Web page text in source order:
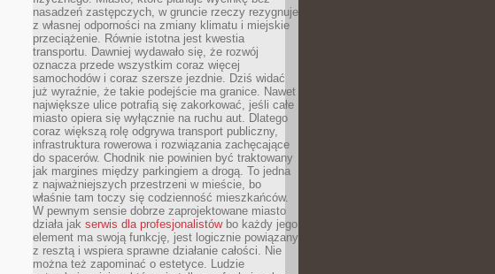
nasadzeń zastępczych, w gruncie rzeczy rezygnuje
z własnej odporności na zmiany klimatu i miejskie
przeciążenie. Równie istotna jest kwestia
transportu. Dawniej wydawało się, że rozwój
oznacza przede wszystkim coraz więcej
samochodów i coraz szersze jezdnie. Dziś widać
już wyraźnie, że takie podejście ma granice. Nawet
największe ulice potrafią się zakorkować, jeśli całe
miasto opiera się wyłącznie na ruchu aut. Dlatego
coraz większą rolę odgrywa transport publiczny,
infrastruktura rowerowa i rozwiązania zachęcające
do spacerów. Chodnik nie powinien być traktowany
jak margines między parkingiem a drogą. To jedna
z najważniejszych przestrzeni w mieście, bo
właśnie tam toczy się codzienność mieszkańców.
W pewnym sensie dobrze zaprojektowane miasto
działa jak serwis dla profesjonalistówbo każdy jego
element ma swoją funkcję, jest logicznie powiązany
z resztą i wspiera sprawne działanie całości. Nie
można też zapominać o estetyce. Ludzie